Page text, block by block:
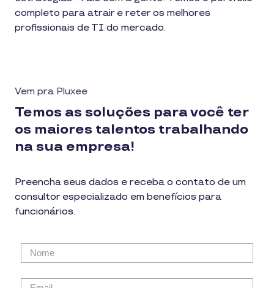
completo para atrair e reter os melhores
profissionais de TI do mercado.
Vem pra Pluxee
Temos as soluções para você ter
os maiores talentos trabalhando
na sua empresa!
Preencha seus dados e receba o contato de um
consultor especializado em benefícios para
funcionários.